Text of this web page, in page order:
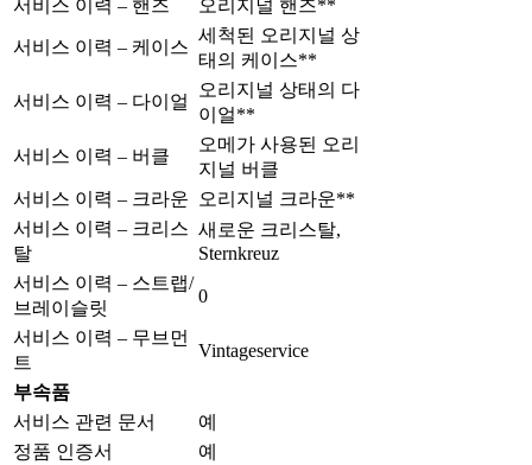
서비스 이력 – 핸즈 오리지널 핸즈**
서비스 이력 – 케이스
세척된 오리지널 상
태의 케이스**
서비스 이력 – 다이얼
오리지널 상태의 다
이얼**
서비스 이력 – 버클
오메가 사용된 오리
지널 버클
서비스 이력 – 크라운
오리지널 크라운**
서비스 이력 – 크리스
탈
새로운 크리스탈,
Sternkreuz
서비스 이력 – 스트랩/
브레이슬릿
0
서비스 이력 – 무브먼
트
Vintageservice
부속품
서비스 관련 문서
예
정품 인증서
예